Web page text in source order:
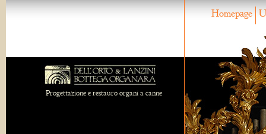
Homepage
Progettazione e restauro organi a canne